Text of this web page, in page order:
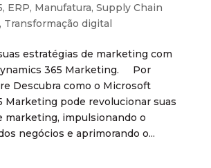
, ERP, Manufatura, Supply Chain
Transformação digital
estratégias de marketing com
365 Marketing. Por
Descubra como o Microsoft
Marketing pode revolucionar suas
marketing, impulsionando o
negócios e aprimorando o...